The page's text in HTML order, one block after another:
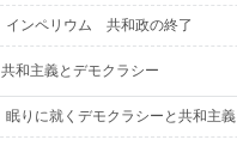
インペリウム 共和政の終了
共和主義とデモクラシー
眠りに就くデモクラシーと共和主義